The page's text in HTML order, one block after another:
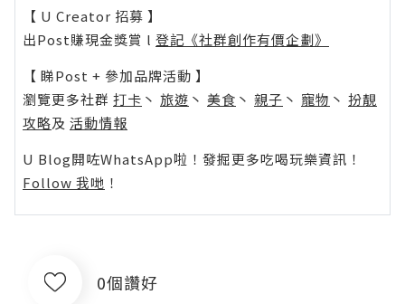
【 U Creator 招募 】
出Post賺現金獎賞 l 登記《社群創作有價企劃》
【 睇Post + 參加品牌活動 】
瀏覽更多社群 打卡 丶 旅遊 丶 美食 丶 親子 丶 寵物 丶 扮靚
攻略及 活動情報
U Blog開咗WhatsApp啦！發掘更多吃喝玩樂資訊！
Follow 我哋 ！
0個讚好